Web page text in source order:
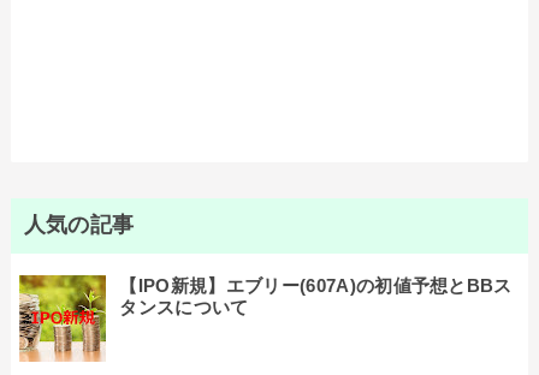
人気の記事
【IPO新規】エブリー(607A)の初値予想とBBス
タンスについて